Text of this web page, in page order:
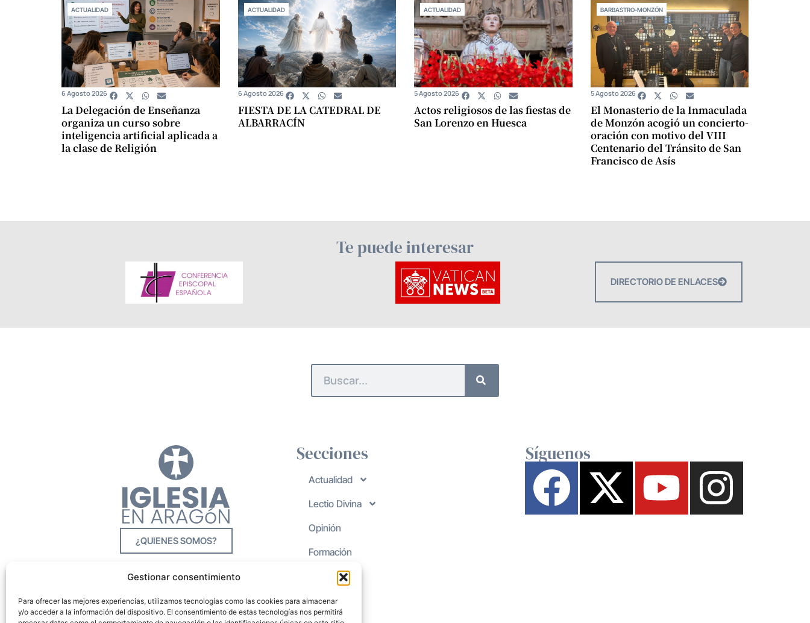
Gestionar consentimiento
Para ofrecer las mejores experiencias, utilizamos tecnologías como las cookies para almacenar
y/o acceder a la información del dispositivo. El consentimiento de estas tecnologías nos permitirá
ACTUALIDAD
La Delegación de Enseñanza
organiza un curso sobre
inteligencia artificial aplicada a
la clase de Religión
6 Agosto 2026
ACTUALIDAD
FIESTA DE LA CATEDRAL DE
ALBARRACÍN
6 Agosto 2026
ACTUALIDAD
Actos religiosos de las fiestas de
San Lorenzo en Huesca
5 Agosto 2026
BARBASTRO-MONZÓN
El Monasterio de la Inmaculada
de Monzón acogió un concierto-
oración con motivo del VIII
Centenario del Tránsito de San
Francisco de Asís
5 Agosto 2026
Te puede interesar
DIRECTORIO DE ENLACES
¿QUIENES SOMOS?
Secciones
Actualidad
Lectio Divina
Opinión
Formación
Síguenos